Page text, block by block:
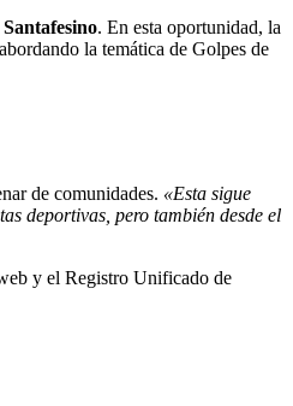
. En esta oportunidad, la
la temática de Golpes de
de comunidades. «Esta sigue
deportivas, pero también desde el
y el Registro Unificado de